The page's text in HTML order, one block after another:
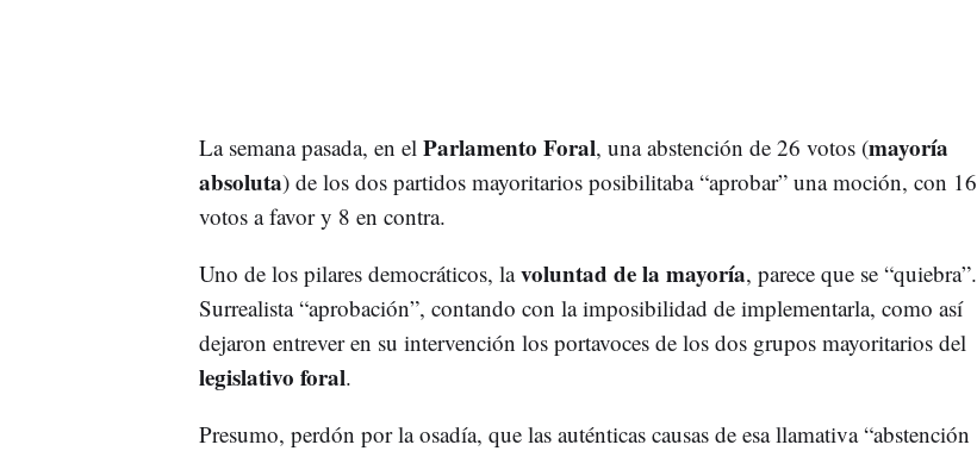
La semana pasada, en el Parlamento Foral, una abstención de 26 votos (mayoría
absoluta) de los dos partidos mayoritarios posibilitaba “aprobar” una moción, con 16
votos a favor y 8 en contra.
Uno de los pilares democráticos, lavoluntad de la mayoría, parece que se “quiebra”.
Surrealista “aprobación”, contando con la imposibilidad de implementarla, como así
dejaron entrever en su intervención los portavoces de los dos grupos mayoritarios del
legislativo foral.
Presumo, perdón por la osadía, que las auténticas causas de esa llamativa “abstención